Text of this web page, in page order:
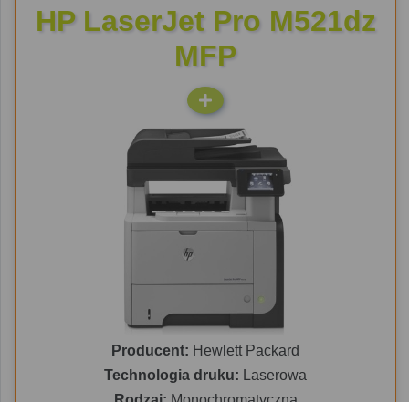
HP LaserJet Pro M521dz
MFP
Producent: Hewlett Packard
Technologia druku: Laserowa